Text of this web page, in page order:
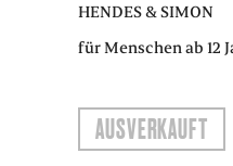
HENDES & SIMON
für Menschen ab 12
AUSVERKAUFT